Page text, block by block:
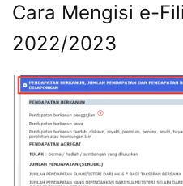
Cara Mengisi e-
2022/2023